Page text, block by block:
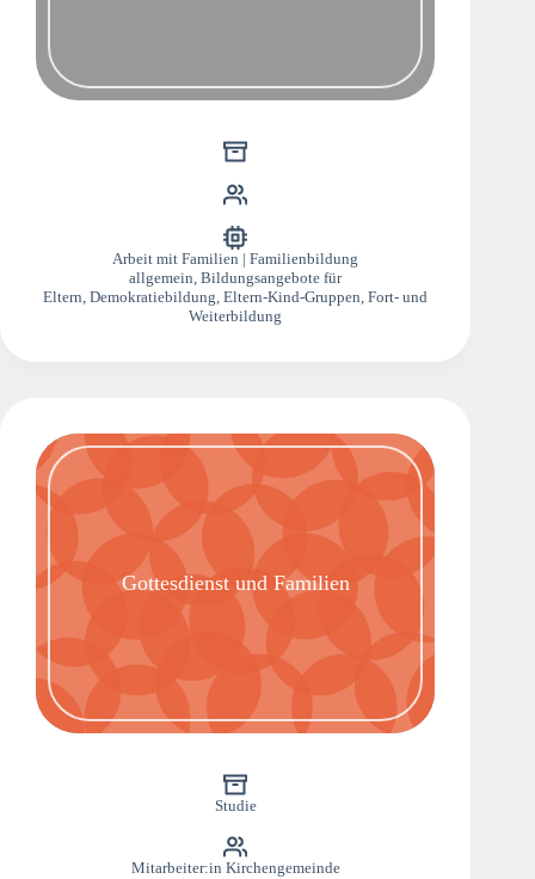
Arbeit mit Familien | Familienbildung
allgemein,Bildungsangebote für
Eltern,Demokratiebildung,Eltern-Kind-Gruppen,Fort- und
Weiterbildung
Gottesdienst und Familien
Studie
Mitarbeiter:in Kirchengemeinde